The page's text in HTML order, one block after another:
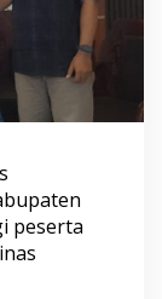
peserta